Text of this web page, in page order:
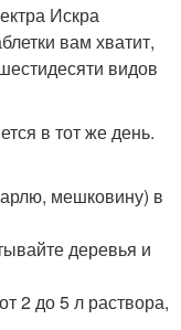
Искра
вам хватит,
видов
в тот же день.
мешковину) в
деревья и
2 до 5 л раствора,